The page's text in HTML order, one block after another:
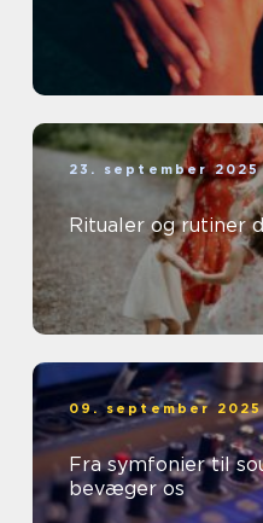
23. september 2025
Ritualer og rutiner
09. september 2025
Fra symfonier til
bevæger os